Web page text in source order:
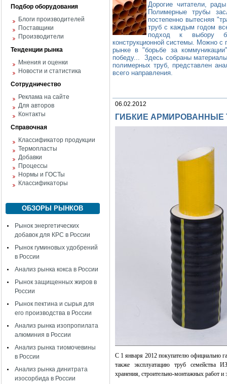
Подбор оборудования
Блоги производителей
Поставщики
Производители
Тенденции рынка
Мнения и оценки
Новости и статистика
Сотрудничество
Реклама на сайте
Для авторов
Контакты
Справочная
Классификатор продукции
Термопласты
Добавки
Процессы
Нормы и ГОСТы
Классификаторы
ОБЗОРЫ РЫНКОВ
Рынок энергетических
добавок для КРС в России
Рынок гуминовых удобрений
в России
Анализ рынка кокса в России
Рынок защищенных жиров в
России
Рынок пектина и сырья для
его производства в России
Анализ рынка изопропилата
алюминия в России
Анализ рынка тиомочевины
в России
Анализ рынка динитрата
изосорбида в России
Дорогие читатели,
Полимерные трубы
постепенно вытесняя
труб с каждым годом
подход к выбору
конструкционной системы. Можно с
рынке в "борьбе за
победу... Здесь собраны
полимерных труб, представлен
всего направления.
06.02.2012
ГИБКИЕ АРМИРОВАННЫЕ
С 1 января 2012 покупателю официально
также эксплуатацию труб семейства
хранения, строительно-монтажных работ и